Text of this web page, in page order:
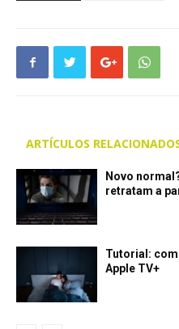
ARTÍCULOS
Novo
retratam a
Tutorial:
Apple TV+